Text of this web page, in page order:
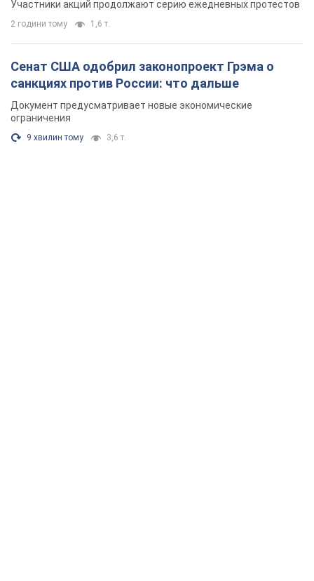
Участники акций продолжают серию ежедневных протестов
2 години тому 1,6 т.
Сенат США одобрил законопроект Грэма о
санкциях против России: что дальше
Документ предусматривает новые экономические
ограничения
9 хвилин тому 3,6 т.